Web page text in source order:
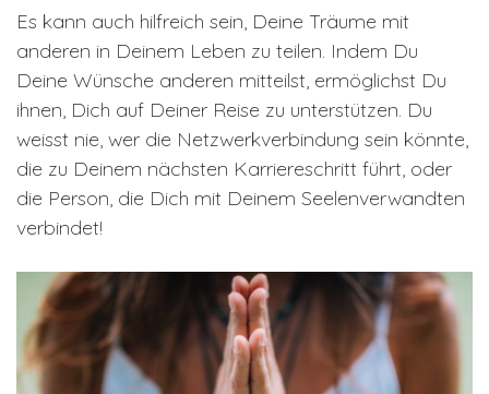
Es kann auch hilfreich sein, Deine Träume mit
anderen in Deinem Leben zu teilen. Indem Du
Deine Wünsche anderen mitteilst, ermöglichst Du
ihnen, Dich auf Deiner Reise zu unterstützen. Du
weisst nie, wer die Netzwerkverbindung sein könnte,
die zu Deinem nächsten Karriereschritt führt, oder
die Person, die Dich mit Deinem Seelenverwandten
verbindet!